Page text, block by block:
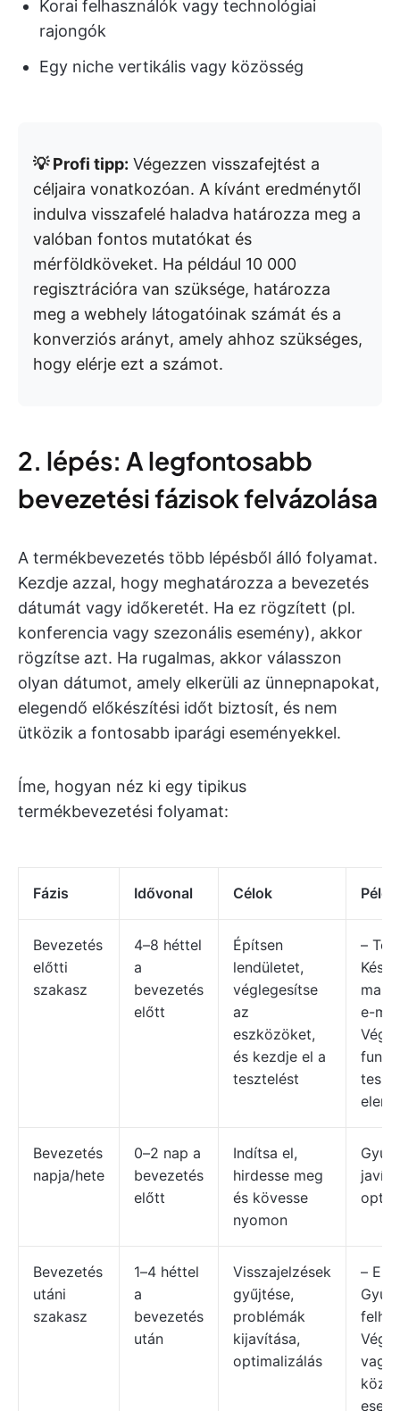
Korai felhasználók vagy technológiai
rajongók
Egy niche vertikális vagy közösség
💡 Profi tipp: Végezzen visszafejtést a
céljaira vonatkozóan. A kívánt eredménytől
indulva visszafelé haladva határozza meg a
valóban fontos mutatókat és
mérföldköveket. Ha például 10 000
regisztrációra van szüksége, határozza
meg a webhely látogatóinak számát és a
konverziós arányt, amely ahhoz szükséges,
hogy elérje ezt a számot.
2. lépés: A legfontosabb
bevezetési fázisok felvázolása
A termékbevezetés több lépésből álló folyamat.
Kezdje azzal, hogy meghatározza a bevezetés
dátumát vagy időkeretét. Ha ez rögzített (pl.
konferencia vagy szezonális esemény), akkor
rögzítse azt. Ha rugalmas, akkor válasszon
olyan dátumot, amely elkerüli az ünnepnapokat,
elegendő előkészítési időt biztosít, és nem
ütközik a fontosabb iparági eseményekkel.
Íme, hogyan néz ki egy tipikus
termékbevezetési folyamat:
Fázis Idővonal Célok
Bevezetés
előtti
szakasz
4–8 héttel
a
bevezetés
előtt
Építsen
lendületet,
véglegesítse
az
eszközöket,
és kezdje el a
tesztelést
–
e-
Bevezetés
napja/hete
0–2 nap a
bevezetés
előtt
Indítsa el,
hirdesse meg
és kövesse
nyomon
Bevezetés
utáni
szakasz
1–4 héttel
a
bevezetés
után
Visszajelzések
gyűjtése,
problémák
kijavítása,
optimalizálás
–
vagy